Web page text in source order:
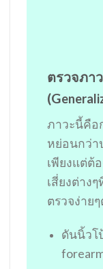
ตรวจภา
(G
ภาวะนี้คือ
หย่อนกว่า
เพียงแต่ต้
เสี่ยงต่าง
ตรวจง่าย
ดันนิ้วโ